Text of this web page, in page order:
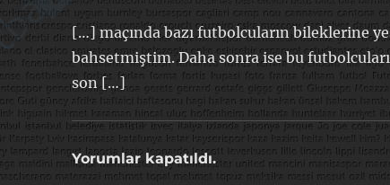
[…] maçında bazı futbolcuların bileklerine
bahsetmiştim. Daha sonra ise bu
son […]
Yorumlar kapatıldı.